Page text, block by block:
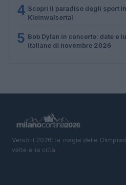
4 Scopri il paradiso degli sport
Kleinwalsertal
5 Bob Dylan in concerto: date e
italiane di novembre 2026
Verso il 2026: la magia delle
vette e la città.